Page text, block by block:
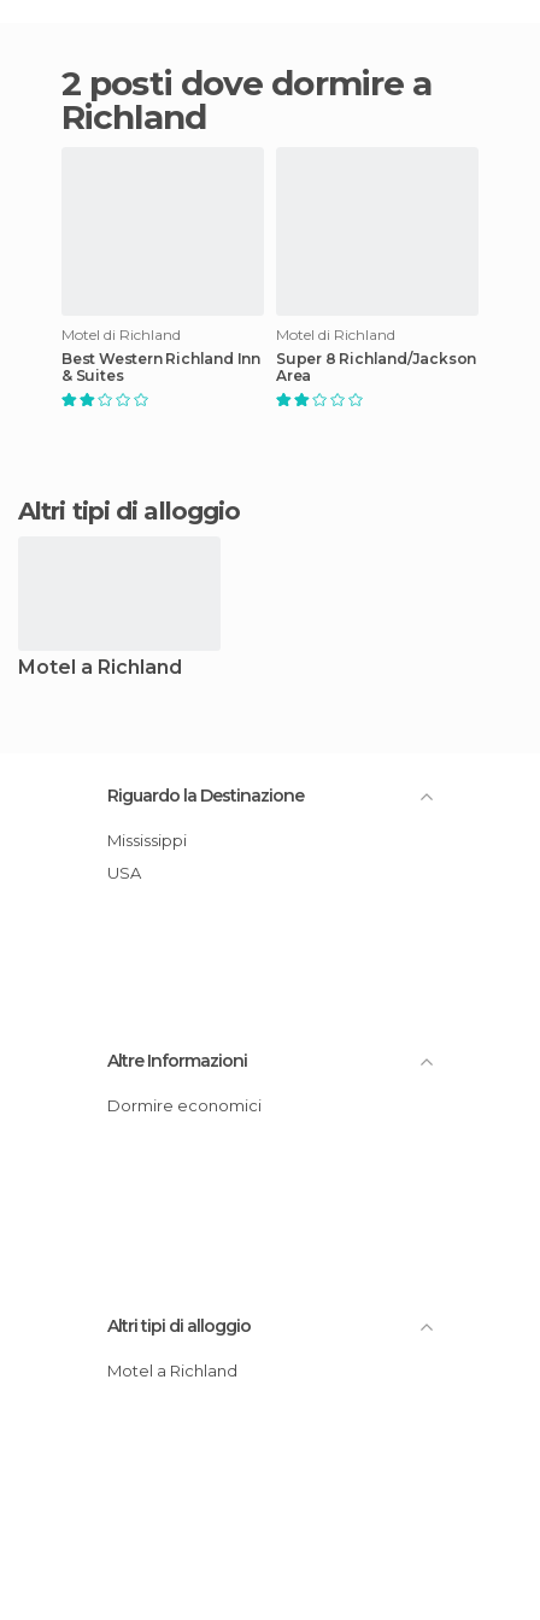
2 posti dove dormire a
Richland
Motel di Richland
Best Western Richland Inn
& Suites
Motel di Richland
Super 8 Richland/Jackson
Area
Altri tipi di alloggio
Motel a Richland
Riguardo la Destinazione
Mississippi
USA
Altre Informazioni
Dormire economici
Altri tipi di alloggio
Motel a Richland